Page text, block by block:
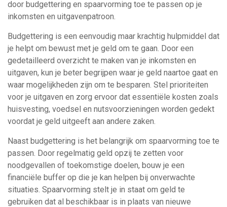
door budgettering en spaarvorming toe te passen op je
inkomsten en uitgavenpatroon.
Budgettering is een eenvoudig maar krachtig hulpmiddel dat
je helpt om bewust met je geld om te gaan. Door een
gedetailleerd overzicht te maken van je inkomsten en
uitgaven, kun je beter begrijpen waar je geld naartoe gaat en
waar mogelijkheden zijn om te besparen. Stel prioriteiten
voor je uitgaven en zorg ervoor dat essentiële kosten zoals
huisvesting, voedsel en nutsvoorzieningen worden gedekt
voordat je geld uitgeeft aan andere zaken.
Naast budgettering is het belangrijk om spaarvorming toe te
passen. Door regelmatig geld opzij te zetten voor
noodgevallen of toekomstige doelen, bouw je een
financiële buffer op die je kan helpen bij onverwachte
situaties. Spaarvorming stelt je in staat om geld te
gebruiken dat al beschikbaar is in plaats van nieuwe